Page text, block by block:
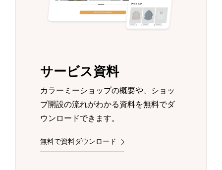
サービス資料
カラーミーショップの概要や、ショッ
プ開設の流れがわかる資料を無料でダ
ウンロードできます。
無料で資料ダウンロード